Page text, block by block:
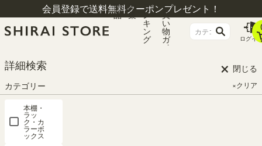
会員登録で送料無料クーポンプレゼント！
商
品
特
集
ラ
ン
キ
ン
グ
お
買
い
物
ガ
イ
詳細検索 × 閉じる
カテゴリー
×クリア
本棚・
ラッ
ク・カ
ラーボ
ックス
ログイ
HOME ログイン